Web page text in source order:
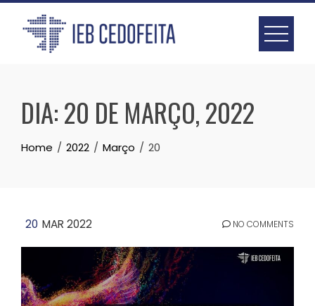
Skip
content
DIA:20 DE MARÇO, 2022
Home 2022 Março 20
20 MAR 2022 NO COMMENTS